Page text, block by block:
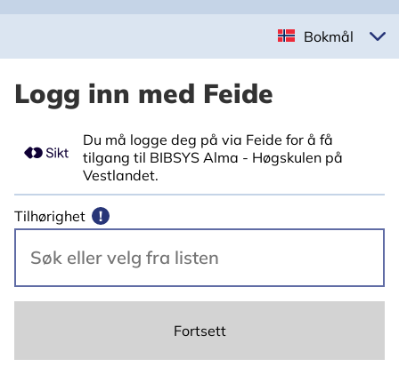
Bokmål
Logg inn med Feide
Du må logge deg på via Feide for å få
tilgang til BIBSYS Alma - Høgskulen på
Vestlandet.
Tilhørighet !
Fortsett